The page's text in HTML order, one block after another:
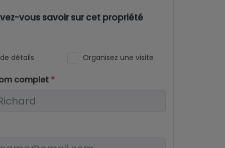
vous savoir sur cet propriété
détails Organisez une visite
complet *